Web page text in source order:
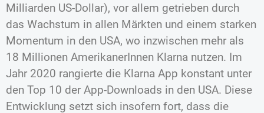
Milliarden US-Dollar), vor allem getrieben durch
das Wachstum in allen Märkten und einem starken
Momentum in den USA, wo inzwischen mehr als
18 Millionen AmerikanerInnen Klarna nutzen. Im
Jahr 2020 rangierte die Klarna App konstant unter
den Top 10 der App-Downloads in den USA. Diese
Entwicklung setzt sich insofern fort, dass die